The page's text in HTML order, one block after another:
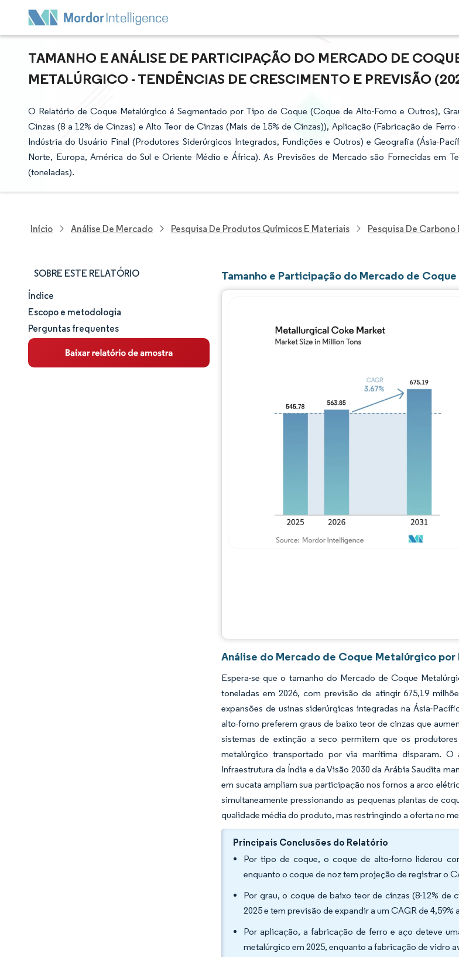
TAMANHO E ANÁLISE DE PARTICIPAÇÃO DO MERCADO DE
METALÚRGICO - TENDÊNCIAS DE CRESCIMENTO E PREVISÃO
O Relatório de Coque Metalúrgico é Segmentado por Tipo de Coque (Coque de Alto-Forno e Outros),
Cinzas (8 a 12% de Cinzas) e Alto Teor de Cinzas (Mais de 15% de Cinzas)), Aplicação (Fabricação de
Indústria do Usuário Final (Produtores Siderúrgicos Integrados, Fundições e Outros) e Geografia (Ásia-
Norte, Europa, América do Sul e Oriente Médio e África). As Previsões de Mercado são Fornecidas em
(toneladas).
Início Análise De Mercado Pesquisa De Produtos Químicos E Materiais Pesquisa De Carbono
SOBRE ESTE RELATÓRIO
Tamanho e participação de mercado
Análise de mercado
Tendências e insights
Índice
Escopo e metodologia
Perguntas frequentes
Tamanho e Participação do Mercado de
Imagem © Mordor Intelligence.
Análise do Mercado de Coque Metalúrgico
Espera-se que o tamanho do Mercado de Coque
toneladas em 2026, com previsão de atingir 675,19
expansões de usinas siderúrgicas integradas na Ásia-
alto-forno preferem graus de baixo teor de cinzas que
sistemas de extinção a seco permitem que os
metalúrgico transportado por via marítima disparam.
Infraestrutura da Índia e da Visão 2030 da Arábia Saudita
em sucata ampliam sua participação nos fornos a arco
simultaneamente pressionando as pequenas plantas de
qualidade média do produto, mas restringindo a oferta no
Principais Conclusões do Relatório
Por tipo de coque, o coque de alto-forno liderou
enquanto o coque de noz tem projeção de registrar o
Por grau, o coque de baixo teor de cinzas (8-12%
2025 e tem previsão de expandir a um CAGR de 4,59%
Por aplicação, a fabricação de ferro e aço deteve
metalúrgico em 2025, enquanto a fabricação de vidro